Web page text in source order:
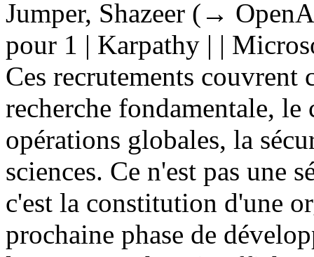
Jumper, Shazeer (→
pour 1 | Karpathy | |
Ces recrutements couvrent
recherche fondamentale,
opérations globales, la
sciences. Ce n'est pas une
c'est la constitution d'une
prochaine phase de